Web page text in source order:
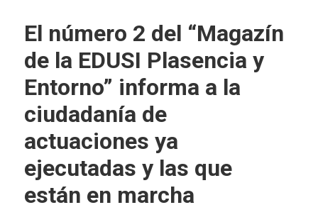
El número 2 del “Magazín
de la EDUSI Plasencia y
Entorno” informa a la
ciudadanía de
actuaciones ya
ejecutadas y las que
están en marcha